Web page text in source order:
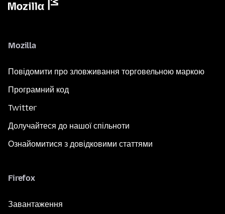
Mozilla
Повідомити про зловживання торговельною маркою
Програмний код
Twitter
Долучайтеся до нашої спільноти
Ознайомитися з довідковими статтями
Firefox
Завантаження